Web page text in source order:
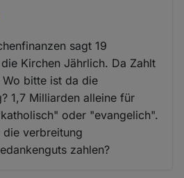
sagt 19
Kirchen Jährlich. Da Zahlt
bitte ist da die
1,7 Milliarden alleine für
oder "evangelich".
verbreitung
zahlen?